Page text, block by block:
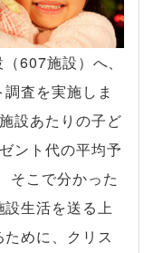
607施設）へ、
査を実施しま
設あたりの子ど
ント代の平均予
そこで分かった
生活を送る上
めに、クリス